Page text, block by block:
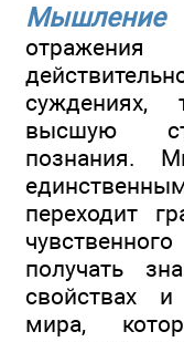
Мышление-
суждениях,
высшую
познания.
переходит
получать
свойствах
мира,